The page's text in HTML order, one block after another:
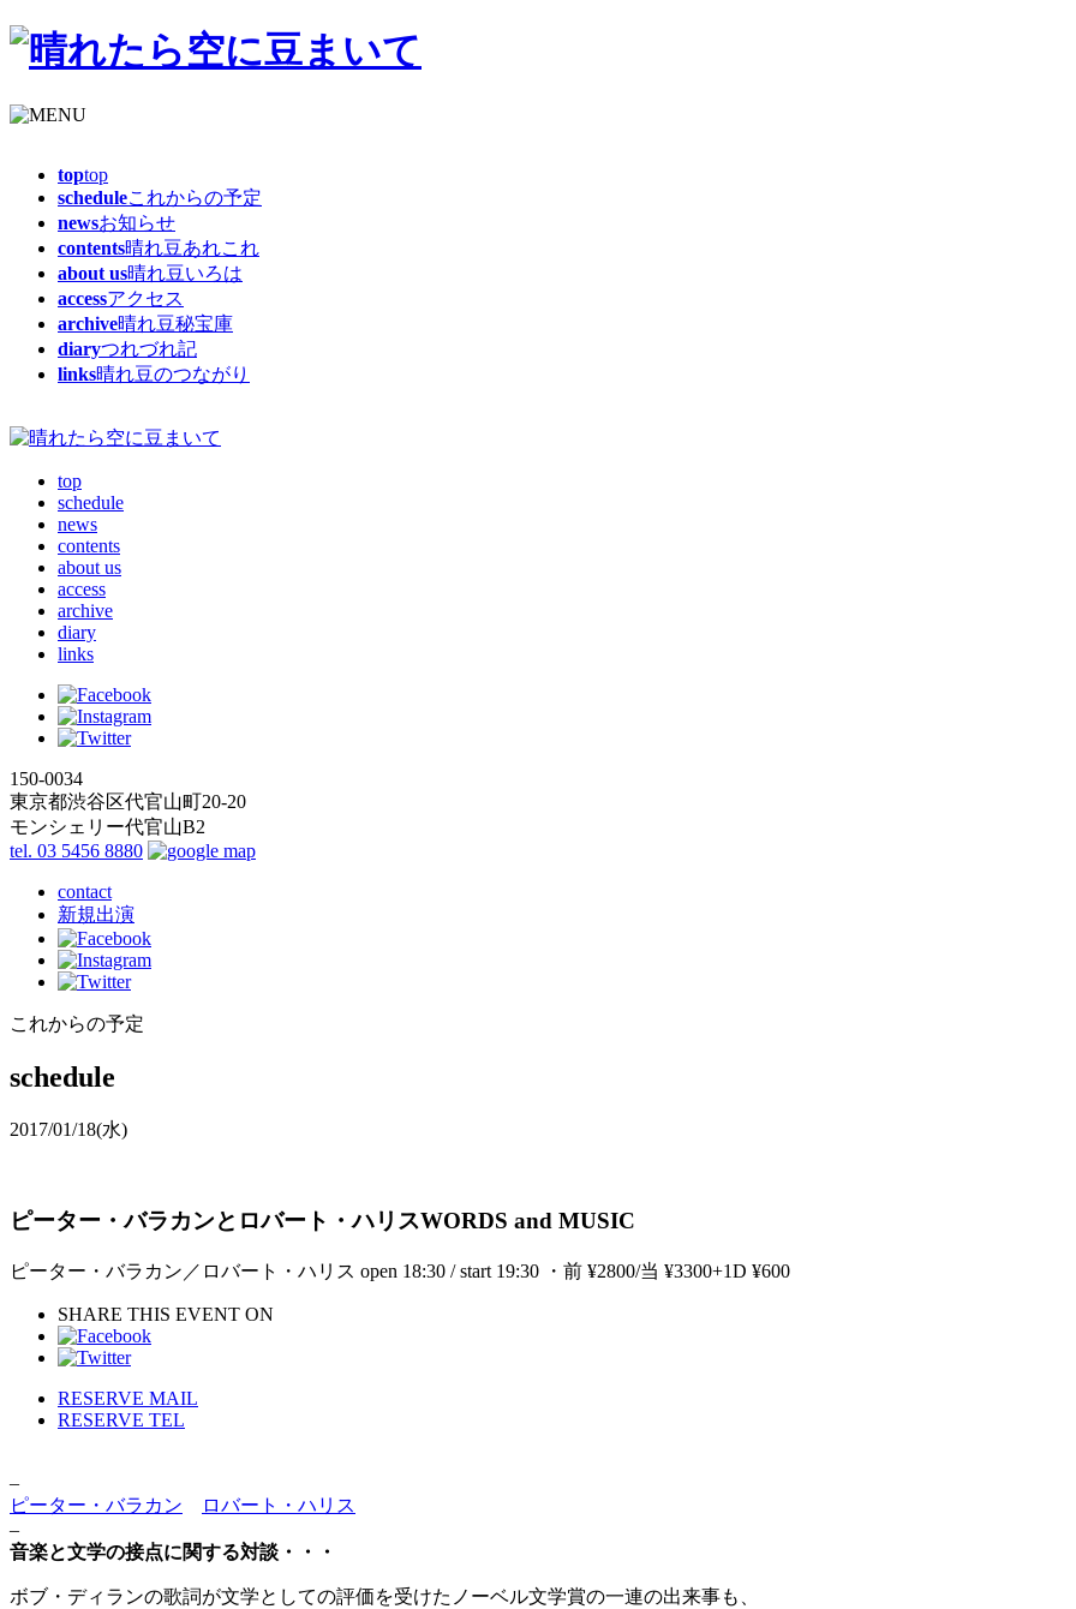
toptop
scheduleこれからの予定
newsお知らせ
contents晴れ豆あれこれ
about us晴れ豆いろは
accessアクセス
archive晴れ豆秘宝庫
diaryつれづれ記
links晴れ豆のつながり
top
schedule
news
contents
about us
access
archive
diary
links
150-0034
東京都渋谷区代官山町20-20
モンシェリー代官山B2
tel. 03 5456 8880
contact
新規出演
これからの予定
schedule
2017/01/18(水)
ピーター・バラカンとロバート・ハリスWORDS and MUSIC
ピーター・バラカン／ロバート・ハリス open 18:30 / start 19:30 ・前 ¥2800/当 ¥3300+1D ¥600
SHARE THIS EVENT ON
RESERVE MAIL
RESERVE TEL
–
ピーター・バラカン
ロバート・ハリス
–
音楽と文学の接点に関する対談・・・
ボブ・ディランの歌詞が文学としての評価を受けたノーベル文学賞の一連の出来事も、